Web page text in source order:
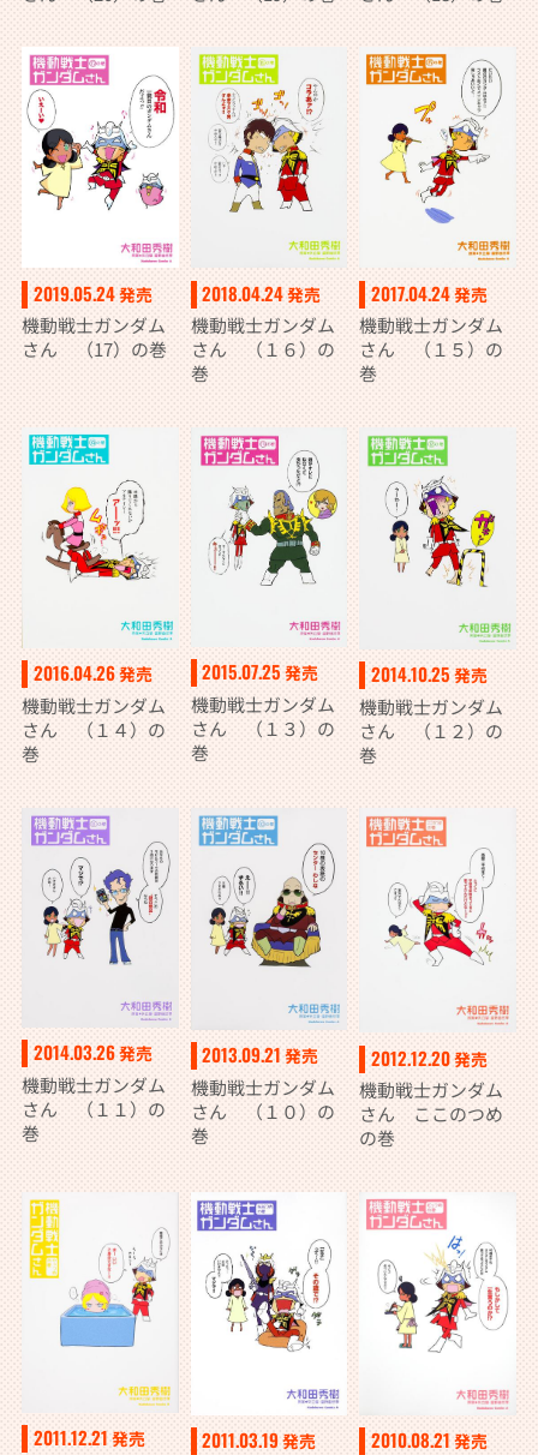
2019.05.24発売
機動戦士ガンダム
さん （17）の巻
2018.04.24発売
機動戦士ガンダム
さん （１６）の
巻
2017.04.24発売
機動戦士ガンダム
さん （１５）の
巻
2016.04.26発売
機動戦士ガンダム
さん （１４）の
巻
2015.07.25 発売
機動戦士ガンダム
さん （１３）の
巻
2014.10.25 発売
機動戦士ガンダム
さん （１２）の
巻
2014.03.26発売
機動戦士ガンダム
さん （１１）の
巻
2013.09.21 発売
機動戦士ガンダム
さん （１０）の
巻
2012.12.20発売
機動戦士ガンダム
さん ここのつめ
の巻
2011.12.21 発売 2011.03.19発売 2010.08.21 発売